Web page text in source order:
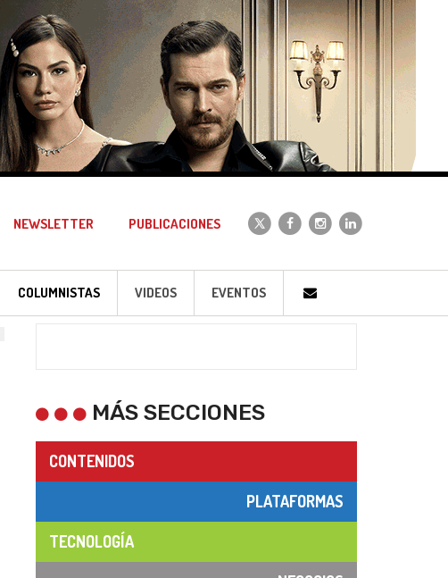
NEWSLETTER PUBLICACIONES
COLUMNISTAS VIDEOS EVENTOS
MÁS SECCIONES
CONTENIDOS
PLATAFORMAS
TECNOLOGÍA